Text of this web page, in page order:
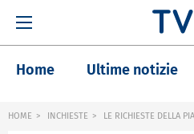
Home Ultime notizie
HOME INCHIESTE LE RICHIESTE DELLA